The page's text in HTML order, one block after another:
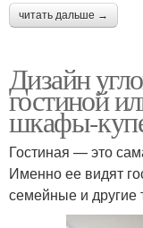
читать дальше →
Дизайн
гостиной
шкафы-
Гостиная — это
Именно ее видят
семейные и другие